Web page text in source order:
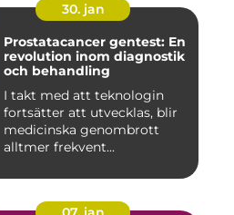
30. jan
Prostatacancer gentest: En
revolution inom diagnostik
och behandling
I takt med att teknologin
fortsätter att utvecklas, blir
medicinska genombrott
alltmer frekvent...